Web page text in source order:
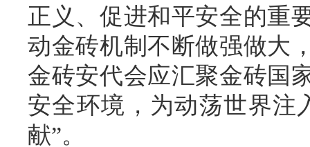
正义、促进和平安全的重
动金砖机制不断做强做大
金砖安代会应汇聚金砖国
安全环境，为动荡世界注
献”。